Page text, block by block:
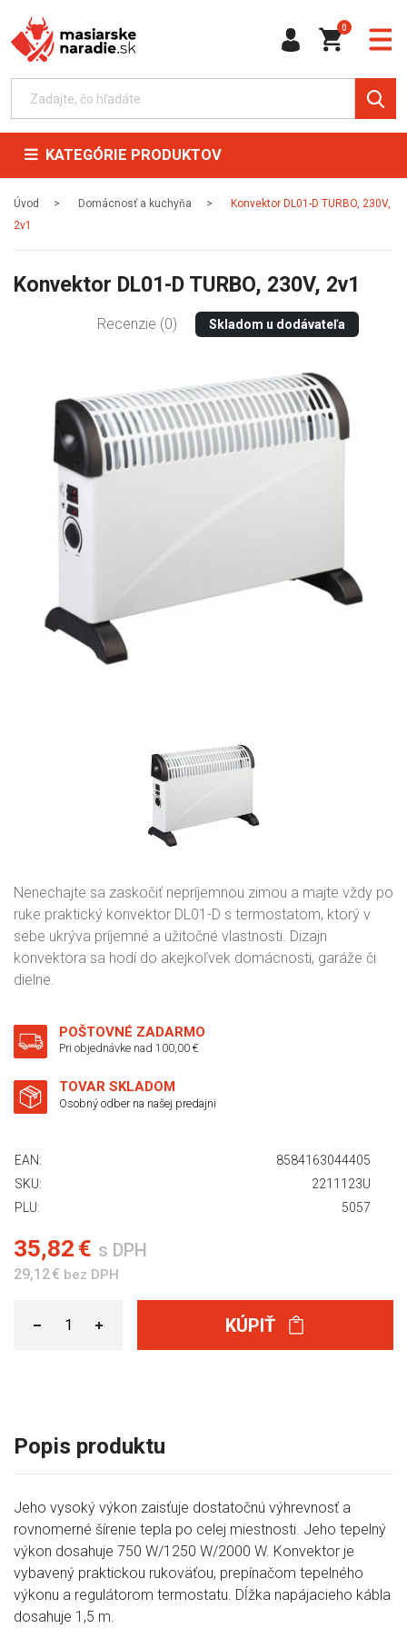
0
KATEGÓRIE PRODUKTOV
Úvod Domácnosť a kuchyňa
Konvektor DL01-D TURBO, 230V,
2v1
Konvektor DL01-D TURBO, 230V, 2v1
Recenzie (0) Skladom u dodávateľa
Nenechajte sa zaskočiť nepríjemnou zimou a majte vždy po
ruke praktický konvektor DL01-D s termostatom, ktorý v
sebe ukrýva príjemné a užitočné vlastnosti. Dizajn
konvektora sa hodí do akejkoľvek domácnosti, garáže či
dielne.
POŠTOVNÉ ZADARMO
Pri objednávke nad 100,00 €
TOVAR SKLADOM
Osobný odber na našej predajni
EAN:
8584163044405
SKU:
2211123U
PLU:
5057
35,82 € s DPH
29,12 € bez DPH
KÚPIŤ
Popis produktu
Jeho vysoký výkon zaisťuje dostatočnú výhrevnosť a
rovnomerné šírenie tepla po celej miestnosti. Jeho tepelný
výkon dosahuje 750 W/1250 W/2000 W. Konvektor je
vybavený praktickou rukoväťou, prepínačom tepelného
výkonu a regulátorom termostatu. Dĺžka napájacieho kábla
dosahuje 1,5 m.